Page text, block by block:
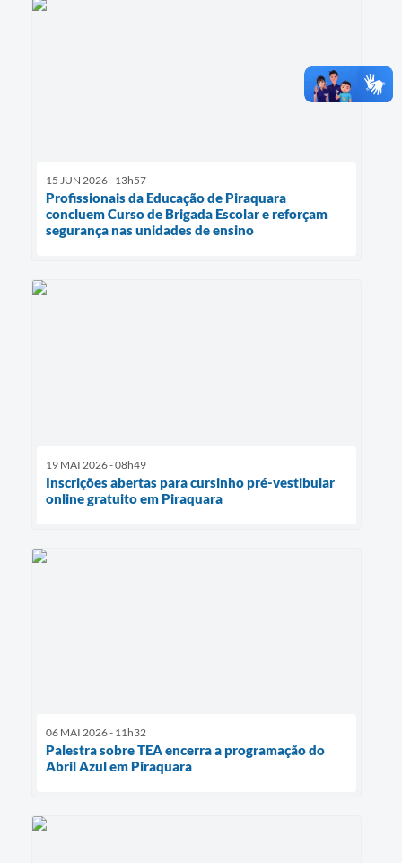
15 JUN 2026 - 13h57
Profissionais da Educação de Piraquara
concluem Curso de Brigada Escolar e reforçam
segurança nas unidades de ensino
19 MAI 2026 - 08h49
Inscrições abertas para cursinho pré-vestibular
online gratuito em Piraquara
06 MAI 2026 - 11h32
Palestra sobre TEA encerra a programação do
Abril Azul em Piraquara